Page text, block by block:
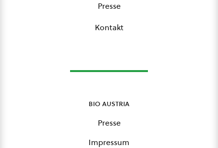
Presse
Kontakt
bio austria
Presse
Impressum